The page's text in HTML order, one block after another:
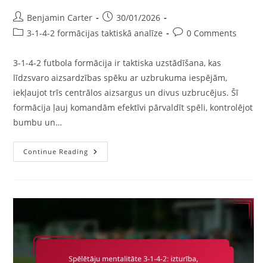
Post
author:
Benjamin Carter
Post
published:
30/01/2026
Post3-1-4-2 formācijas taktiskā analīze
Post0 Comments
3-1-4-2 futbola formācija ir taktiska uzstādīšana, kas
līdzsvaro aizsardzības spēku ar uzbrukuma iespējām,
iekļaujot trīs centrālos aizsargus un divus uzbrucējus. Šī
formācija ļauj komandām efektīvi pārvaldīt spēli, kontrolējot
bumbu un…
Continue Reading 3-
1-
Spēles
Laika
Kontrole,
Stratēģiskas
Maiņas